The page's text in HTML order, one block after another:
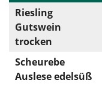
Riesling
Gutswein
trocken
Scheurebe
Auslese edelsüß